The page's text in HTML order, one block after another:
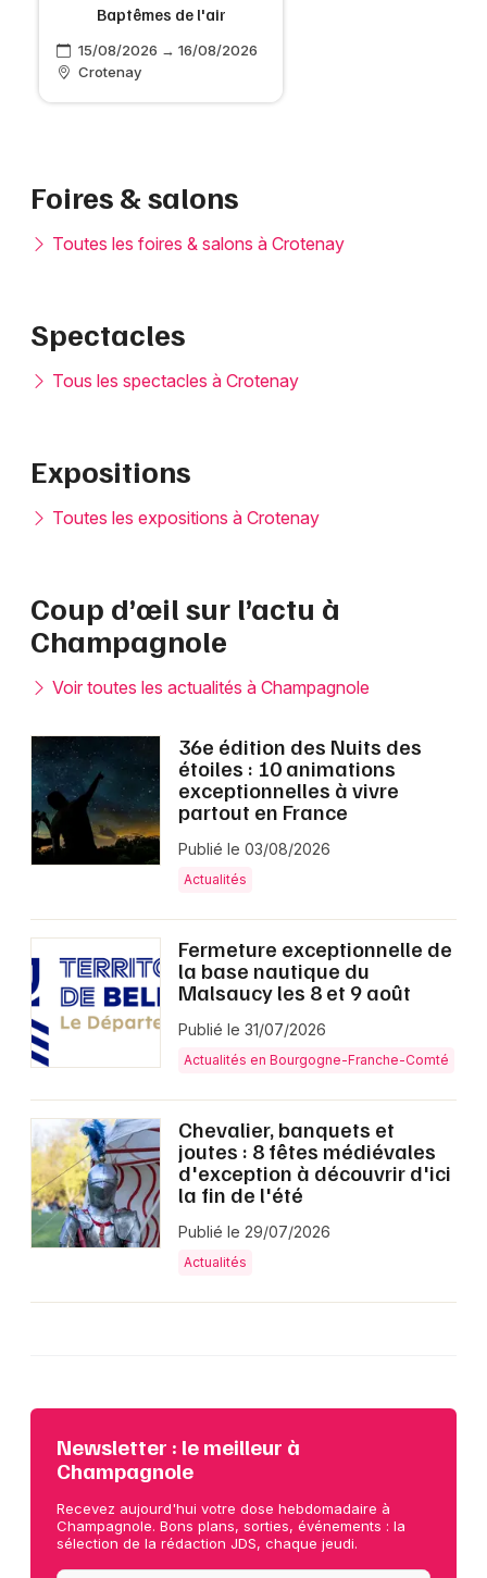
Baptêmes de l'air
15/08/2026 → 16/08/2026
Crotenay
Foires & salons
Toutes les foires & salons à Crotenay
Spectacles
Tous les spectacles à Crotenay
Expositions
Toutes les expositions à Crotenay
Coup d’œil sur l’actu à
Champagnole
Voir toutes les actualités à Champagnole
36e édition des Nuits des
étoiles : 10 animations
exceptionnelles à vivre
partout en France
Publié le 03/08/2026
Actualités
Fermeture exceptionnelle de
la base nautique du
Malsaucy les 8 et 9 août
Publié le 31/07/2026
Actualités en Bourgogne-Franche-Comté
Chevalier, banquets et
joutes : 8 fêtes médiévales
d'exception à découvrir d'ici
la fin de l'été
Publié le 29/07/2026
Actualités
Newsletter : le meilleur à
Champagnole
Recevez aujourd'hui votre dose hebdomadaire à
Champagnole. Bons plans, sorties, événements : la
sélection de la rédaction JDS, chaque jeudi.